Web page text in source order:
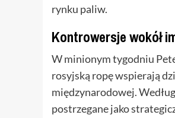
rynku paliw.
Kontrowersje wokół
W minionym tygodniu
rosyjską ropę wspierają
międzynarodowej.
postrzegane jako